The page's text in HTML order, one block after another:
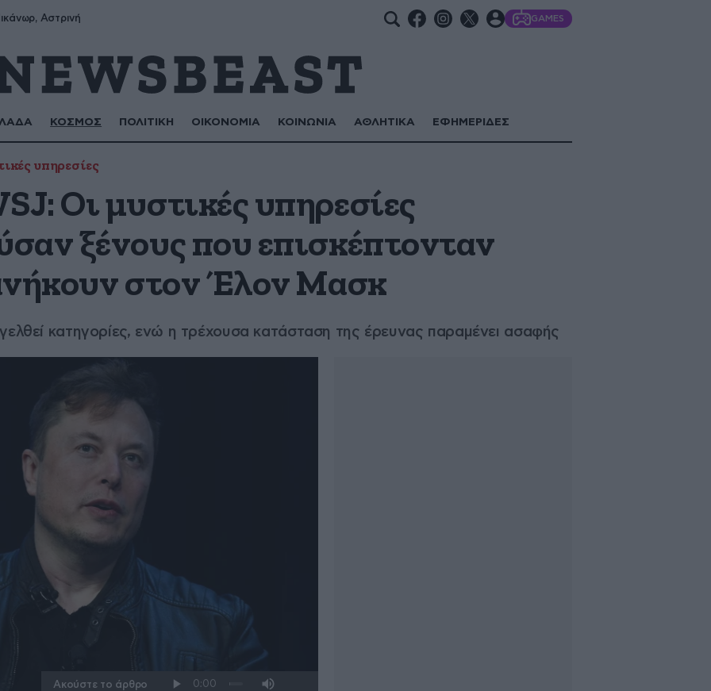
Αστρινή GAMES
ΚΟΣΜΟΣ ΠΟΛΙΤΙΚΗ ΟΙΚΟΝΟΜΙΑ ΚΟΙΝΩΝΙΑ ΑΘΛΗΤΙΚΑ ΕΦΗΜΕΡΙΔΕΣ
υπηρεσίες
Οι μυστικές υπηρεσίες
ξένους που επισκέπτονταν
στον Έλον Μασκ
κατηγορίες, ενώ η τρέχουσα κατάσταση της έρευνας παραμένει ασαφής
Ακούστε το άρθρο